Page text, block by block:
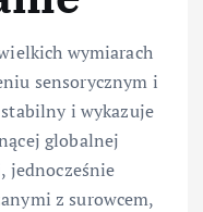
wymiarach
sensorycznym i
i wykazuje
globalnej
jednocześnie
z surowcem,